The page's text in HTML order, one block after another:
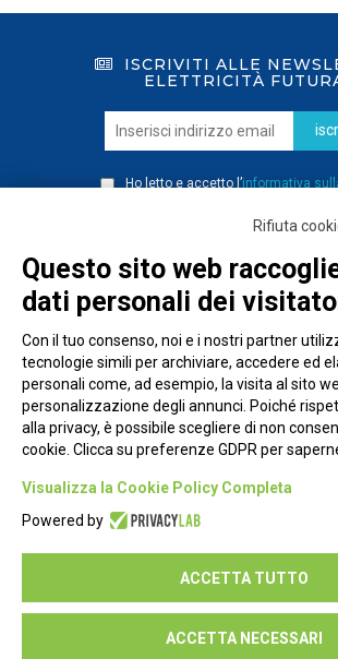
ISCRIVITI ALLE
ELETTRICITÀ
Ho letto e accetto l’informativa
Piazza Alessandria, 24 - 00198
Privacy Policy
Seguici su:
Rifiuta
Questo sito web
dati personali dei
Con il tuo consenso, noi e i nostri partner
tecnologie simili per archiviare, accedere ed
personali come, ad esempio, la visita al sito
personalizzazione degli annunci. Poiché
alla privacy, è possibile scegliere di non
cookie. Clicca su preferenze GDPR per
Visualizza la Cookie Policy Completa
Powered by
ACCETTA TUTTO
ACCETTA NECESSARI